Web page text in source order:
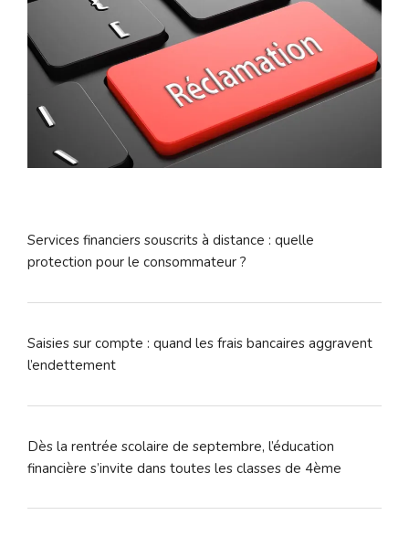
Services financiers souscrits à distance : quelle
protection pour le consommateur ?
Saisies sur compte : quand les frais bancaires aggravent
l’endettement
Dès la rentrée scolaire de septembre, l’éducation
financière s’invite dans toutes les classes de 4ème